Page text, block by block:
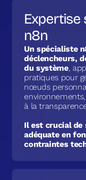
Expertise
n8n
Un spécialiste
déclencheurs,
du système,
pratiques pour
nœuds
à la
Il est crucial
adéquate en
contraintes